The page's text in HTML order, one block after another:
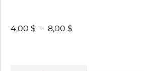
4,00 $ – 8,00 $